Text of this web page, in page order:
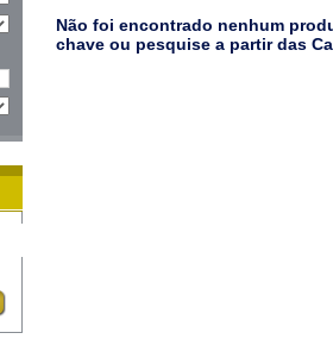
Não foi encontrado nenhum
chave ou pesquise a partir das